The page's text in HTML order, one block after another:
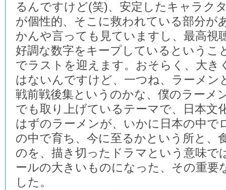
るんですけど(笑)、安定したキャラク
が個性的、そこに救われている部分が
かんや言っても見ていますし、最高視
好調な数字をキープしているというこ
でラストを迎えます。おそらく、大き
はないんですけど、一つね、ラーメン
戦前戦後集というのかな、僕のラーメ
でも取り上げているテーマで、日本文
はずのラーメンが、いかに日本の中で
の中で育ち、今に至るかという所と、
のを、描き切ったドラマという意味で
ールの大きいものになった、その重要
した。